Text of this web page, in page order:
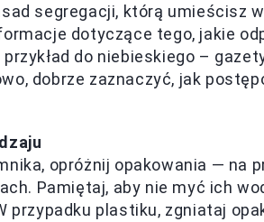
segregacji, którą umieścisz
dotyczące tego, jakie
do niebieskiego –
dobrze zaznaczyć, jak
opróżnij opakowania — na
Pamiętaj, aby nie myć ich
przypadku plastiku, zgniataj